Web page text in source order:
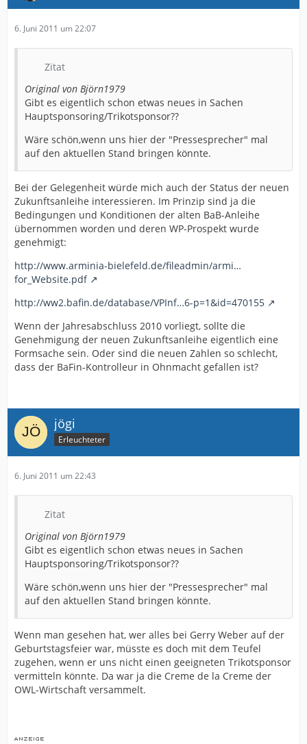
6. Juni 2011 um 22:07
Zitat
Original von Björn1979
Gibt es eigentlich schon etwas neues in Sachen
Hauptsponsoring/Trikotsponsor??
Wäre schön,wenn uns hier der "Pressesprecher" mal
auf den aktuellen Stand bringen könnte.
Bei der Gelegenheit würde mich auch der Status der neuen
Zukunftsanleihe interessieren. Im Prinzip sind ja die
Bedingungen und Konditionen der alten BaB-Anleihe
übernommen worden und deren WP-Prospekt wurde
genehmigt:
http://www.arminia-bielefeld.de/fileadmin/armi…
for_Website.pdf
http://ww2.bafin.de/database/VPInf…6-p=1&id=470155
Wenn der Jahresabschluss 2010 vorliegt, sollte die
Genehmigung der neuen Zukunftsanleihe eigentlich eine
Formsache sein. Oder sind die neuen Zahlen so schlecht,
dass der BaFin-Kontrolleur in Ohnmacht gefallen ist?
jögi
Erleuchteter
6. Juni 2011 um 22:43
Zitat
Original von Björn1979
Gibt es eigentlich schon etwas neues in Sachen
Hauptsponsoring/Trikotsponsor??
Wäre schön,wenn uns hier der "Pressesprecher" mal
auf den aktuellen Stand bringen könnte.
Wenn man gesehen hat, wer alles bei Gerry Weber auf der
Geburtstagsfeier war, müsste es doch mit dem Teufel
zugehen, wenn er uns nicht einen geeigneten Trikotsponsor
vermitteln könnte. Da war ja die Creme de la Creme der
OWL-Wirtschaft versammelt.